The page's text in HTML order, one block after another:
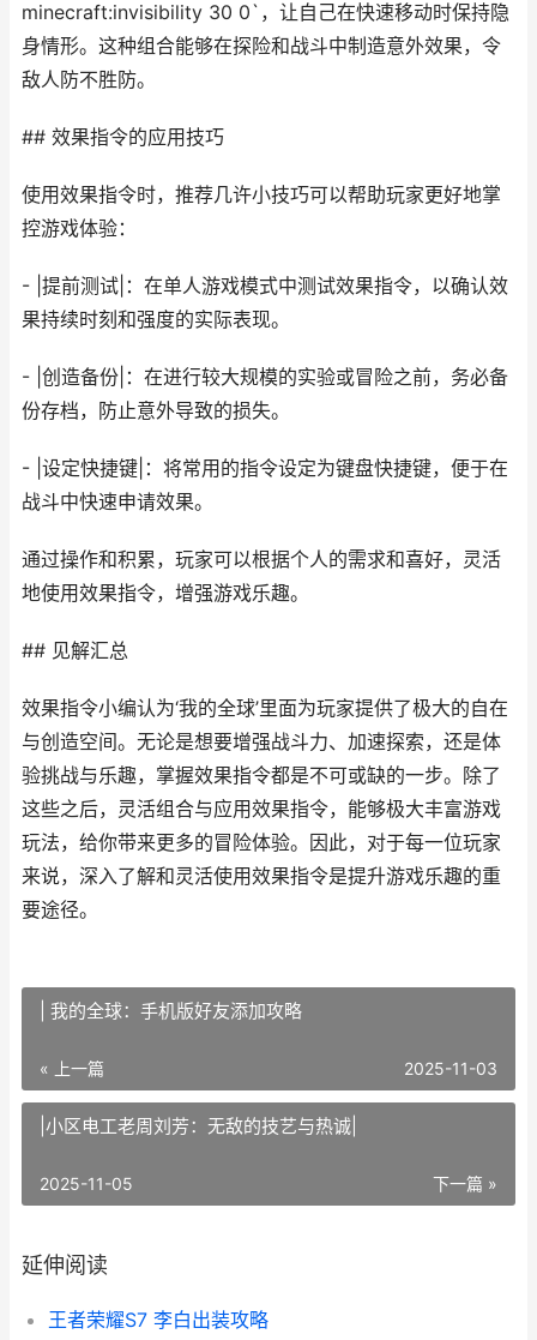
minecraft:invisibility 30 0`，让自己在快速移动时保持隐
身情形。这种组合能够在探险和战斗中制造意外效果，令
敌人防不胜防。
## 效果指令的应用技巧
使用效果指令时，推荐几许小技巧可以帮助玩家更好地掌
控游戏体验：
- |提前测试|：在单人游戏模式中测试效果指令，以确认效
果持续时刻和强度的实际表现。
- |创造备份|：在进行较大规模的实验或冒险之前，务必备
份存档，防止意外导致的损失。
- |设定快捷键|：将常用的指令设定为键盘快捷键，便于在
战斗中快速申请效果。
通过操作和积累，玩家可以根据个人的需求和喜好，灵活
地使用效果指令，增强游戏乐趣。
## 见解汇总
效果指令小编认为‘我的全球’里面为玩家提供了极大的自在
与创造空间。无论是想要增强战斗力、加速探索，还是体
验挑战与乐趣，掌握效果指令都是不可或缺的一步。除了
这些之后，灵活组合与应用效果指令，能够极大丰富游戏
玩法，给你带来更多的冒险体验。因此，对于每一位玩家
来说，深入了解和灵活使用效果指令是提升游戏乐趣的重
要途径。
| 我的全球：手机版好友添加攻略
« 上一篇 2025-11-03
|小区电工老周刘芳：无敌的技艺与热诚|
下一篇 »
2025-11-05
延伸阅读
王者荣耀S7 李白出装攻略